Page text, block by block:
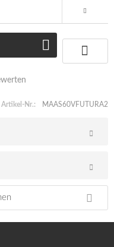
Artikel-Nr.: MAAS60VFUTURA2